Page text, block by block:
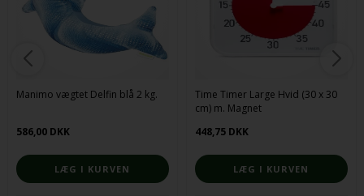
Manimo vægtet Delfin blå 2 kg.
586,00 DKK
Time Timer Large Hvid (30 x 30
cm) m. Magnet
448,75 DKK